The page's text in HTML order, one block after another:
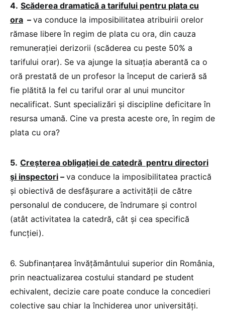
4. Scăderea dramatică a tarifului pentru plata cu
ora – va conduce la imposibilitatea atribuirii orelor
rămase libere în regim de plata cu ora, din cauza
remunerației derizorii (scăderea cu peste 50% a
tarifului orar). Se va ajunge la situația aberantă ca o
oră prestată de un profesor la început de carieră să
fie plătită la fel cu tariful orar al unui muncitor
necalificat. Sunt specializări și discipline deficitare în
resursa umană. Cine va presta aceste ore, în regim de
plata cu ora?
5. Creșterea obligației de catedră pentru directori
și inspectori – va conduce la imposibilitatea practică
și obiectivă de desfășurare a activității de către
personalul de conducere, de îndrumare și control
(atât activitatea la catedră, cât și cea specifică
funcției).
6. Subfinanțarea învățământului superior din România,
prin neactualizarea costului standard pe student
echivalent, decizie care poate conduce la concedieri
colective sau chiar la închiderea unor universități.